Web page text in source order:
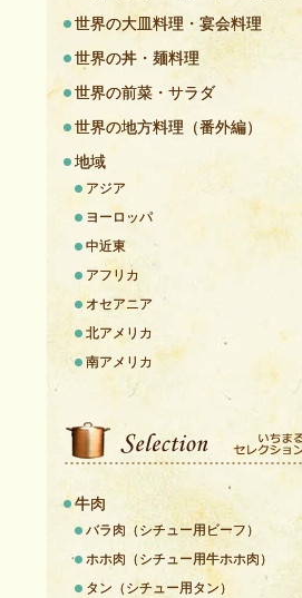
世界の大皿料理・宴会料理
世界の丼・麺料理
世界の前菜・サラダ
世界の地方料理（番外編）
地域
アジア
ヨーロッパ
中近東
アフリカ
オセアニア
北アメリカ
南アメリカ
牛肉
バラ肉（シチュー用ビーフ）
ホホ肉（シチュー用牛ホホ肉）
タン（シチュー用タン）